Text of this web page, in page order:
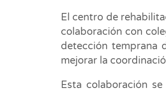
El centro de
colaboración con
detección temprana
mejorar la
Esta colaboración